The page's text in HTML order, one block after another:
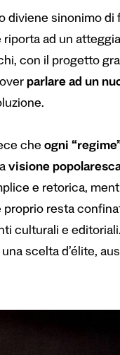
diviene sinonimo di
riporta ad un
con il progetto
parlare ad un
che ogni
visione
e retorica,
resta
culturali e
scelta d’élite,